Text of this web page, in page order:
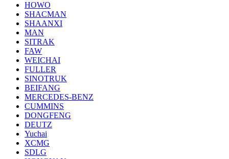
HOWO
SHACMAN
SHAANXI
MAN
SITRAK
FAW
WEICHAI
FULLER
SINOTRUK
BEIFANG
MERCEDES-BENZ
CUMMINS
DONGFENG
DEUTZ
Yuchai
XCMG
SDLG